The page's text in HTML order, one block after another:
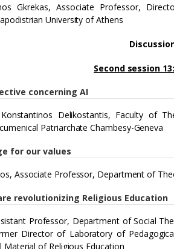
Gkrekas, Associate Professor,
University of Athens
Second session
concerning AI
Delikostantis, Faculty of
Patriarchate Chambesy-Geneva
for our values
Associate Professor, Department of
revolutionizing Religious Education
Professor, Department of Social
Director of Laboratory of
of Religious Education